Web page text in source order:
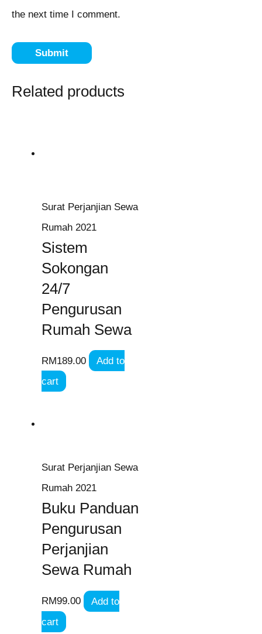
the next time I comment.
Related products
Surat Perjanjian Sewa
Rumah 2021
Sistem
Sokongan
24/7
Pengurusan
Rumah Sewa
RM189.00
Add to
cart
Surat Perjanjian Sewa
Rumah 2021
Buku Panduan
Pengurusan
Perjanjian
Sewa Rumah
RM99.00
Add to
cart